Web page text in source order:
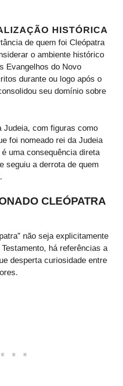
HISTÓRICA
de quem foi Cleópatra
o ambiente histórico
Evangelhos do Novo
durante ou logo após o
seu domínio sobre
Judeia, com figuras como
foi nomeado rei da Judeia
uma consequência direta
seguiu a derrota de quem
CLEÓPATRA
não seja explicitamente
há referências a
desperta curiosidade entre